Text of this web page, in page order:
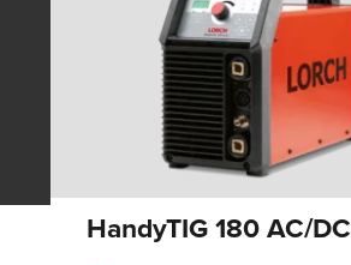
HandyTIG 180 AC/DC